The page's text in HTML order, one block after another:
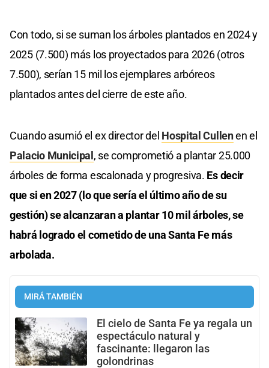
Con todo, si se suman los árboles plantados en 2024 y
2025 (7.500) más los proyectados para 2026 (otros
7.500), serían 15 mil los ejemplares arbóreos
plantados antes del cierre de este año.
Cuando asumió el ex director del Hospital Cullenen el
Palacio Municipal, se comprometió a plantar 25.000
árboles de forma escalonada y progresiva. Es decir
que si en 2027 (lo que sería el último año de su
gestión) se alcanzaran a plantar 10 mil árboles, se
habrá logrado el cometido de una Santa Fe más
arbolada.
MIRÁ TAMBIÉN
El cielo de Santa Fe ya regala un
espectáculo natural y
fascinante: llegaron las
golondrinas